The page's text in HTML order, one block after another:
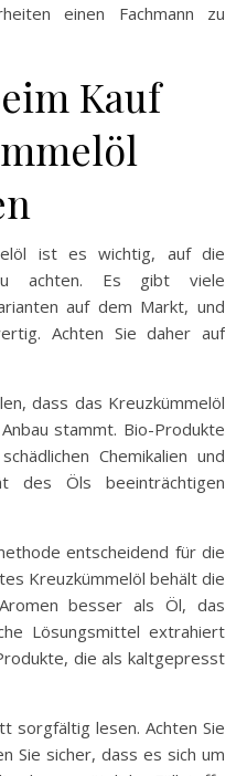
einen Fachmann zu
Kauf
ist es wichtig, auf die
achten. Es gibt viele
auf dem Markt, und
Achten Sie daher auf
dass das Kreuzkümmelöl
stammt. Bio-Produkte
Chemikalien und
des Öls beeinträchtigen
entscheidend für die
Kreuzkümmelöl behält die
besser als Öl, das
Lösungsmittel extrahiert
die als kaltgepresst
sorgfältig lesen. Achten Sie
Sie sicher, dass es sich um